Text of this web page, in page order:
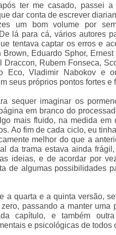
ter me casado, passei
dar conta de escrever
um bom volume por
lá para cá, vários autores
tentava captar os erros e
Eduardo Sphor,
Draccon, Rubem Fonseca,
Eco, Vladimir Nabokov e
seus próprios pontos fortes e
sequer imaginar os
em branco do
mais fluido, na medida em
Ao fim de cada ciclo, eu
melhor do que a
da trama estava ainda
ideias, e de acordar por
de algumas possibilidades
a quarta e a quinta versão,
passando a manter uma
capítulo, e também
e psicológicas de todos